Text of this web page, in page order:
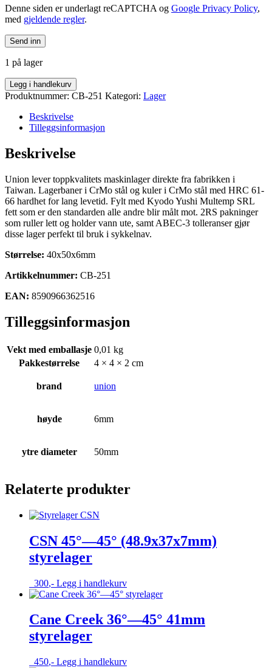
Denne siden er underlagt reCAPTCHA og Google Privacy Policy,
med gjeldende regler.
1 på lager
Styrelager
Union
2RS
antall
Legg i handlekurv
Produktnummer: CB-251 Kategori: Lager
Beskrivelse
Tilleggsinformasjon
Beskrivelse
Union lever toppkvalitets maskinlager direkte fra fabrikken i
Taiwan. Lagerbaner i CrMo stål og kuler i CrMo stål med HRC 61-
66 hardhet for lang levetid. Fylt med Kyodo Yushi Multemp SRL
fett som er den standarden alle andre blir målt mot. 2RS pakninger
som ruller lett og holder vann ute, samt ABEC-3 tolleranser gjør
disse lager perfekt til bruk i sykkelnav.
Størrelse: 40x50x6mm
Artikkelnummer: CB-251
EAN: 8590966362516
Tilleggsinformasjon
Vekt med emballasje 0,01 kg
Pakkestørrelse
4 × 4 × 2 cm
brand union
høyde 6mm
ytre diameter 50mm
Relaterte produkter
CSN 45°—45° (48.9x37x7mm)
styrelager
300,- Legg i handlekurv
Cane Creek 36°—45° 41mm
styrelager
450,- Legg i handlekurv